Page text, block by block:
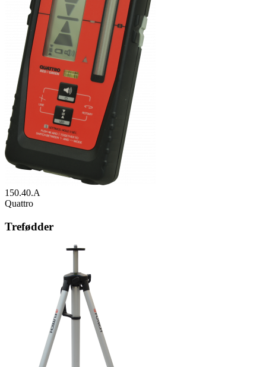
150.40.A
Quattro
Trefødder